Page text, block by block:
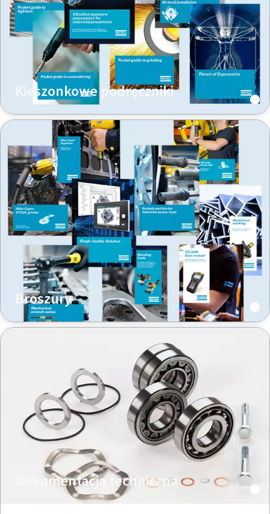
Dokumentacja i zasoby
Zapewnij jakość i zmniejsz liczbę wad dzięki kalibracji
narzędzi i akredytowanej kalibracji zapewnienia jakości.​
Już teraz skalibruj swoje narzędzia!
Wyświetl wszystkie branże
Pokaż wszystkie
Webinaria
Obejrzyj webinaria poświęcone najnowszym
technologiom dokręcania.
Obejrzyj
Momentum Talks
Odkryj inspirujące i pasjonujące rozmowy w podcaście
Atlas Copco
Oglądaj
Kieszonkowe podręczniki
Broszury
Dokumentacja techniczna